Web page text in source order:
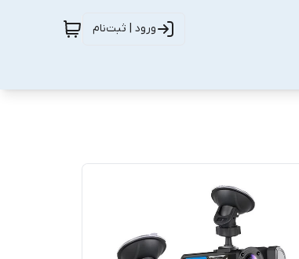
ورود | ثبت‌نام